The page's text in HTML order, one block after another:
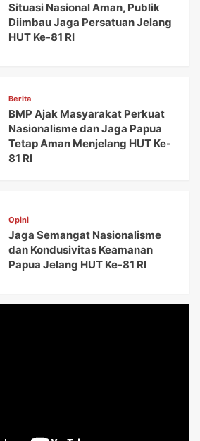
Situasi Nasional Aman, Publik
Diimbau Jaga Persatuan Jelang
HUT Ke-81 RI
Berita
BMP Ajak Masyarakat Perkuat
Nasionalisme dan Jaga Papua
Tetap Aman Menjelang HUT Ke-
81 RI
Opini
Jaga Semangat Nasionalisme
dan Kondusivitas Keamanan
Papua Jelang HUT Ke-81 RI